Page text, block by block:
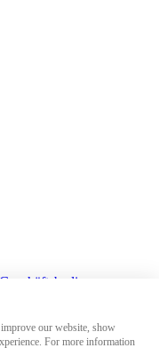
Geschäftsbedingungem
our website, show
For more information